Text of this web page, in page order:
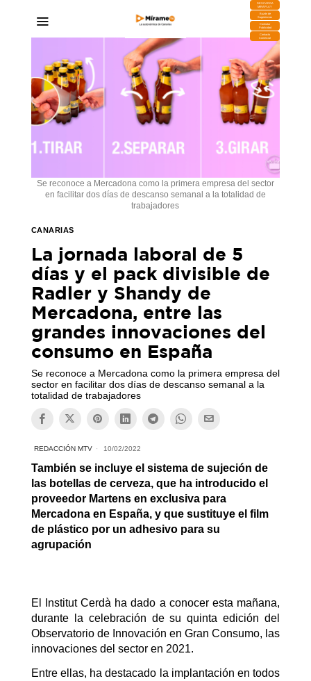
DESCARGA
MIRAPLAY
Buzón de
Sugerencias
Contratar
Publicidad
Contacto
Comercial
Se reconoce a Mercadona como la primera empresa del sector
en facilitar dos días de descanso semanal a la totalidad de
trabajadores
CANARIAS
La jornada laboral de 5
días y el pack divisible de
Radler y Shandy de
Mercadona, entre las
grandes innovaciones del
consumo en España
Se reconoce a Mercadona como la primera empresa del
sector en facilitar dos días de descanso semanal a la
totalidad de trabajadores
REDACCIÓN MTV 10/02/2022
También se incluye el sistema de sujeción de
las botellas de cerveza, que ha introducido el
proveedor Martens en exclusiva para
Mercadona en España, y que sustituye el film
de plástico por un adhesivo para su
agrupación
El Institut Cerdà ha dado a conocer esta mañana,
durante la celebración de su quinta edición del
Observatorio de Innovación en Gran Consumo, las
innovaciones del sector en 2021.
Entre ellas, ha destacado la implantación en todos